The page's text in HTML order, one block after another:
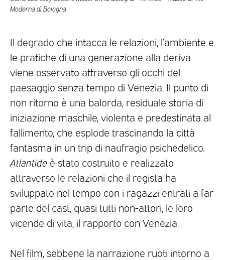
Moderna di Bologna
Il degrado che intacca le relazioni, l’ambiente e
le pratiche di una generazione alla deriva
viene osservato attraverso gli occhi del
paesaggio senza tempo di Venezia. Il punto di
non ritorno è una balorda, residuale storia di
iniziazione maschile, violenta e predestinata al
fallimento, che esplode trascinando la città
fantasma in un trip di naufragio psichedelico.
Atlantide è stato costruito e realizzato
attraverso le relazioni che il regista ha
sviluppato nel tempo con i ragazzi entrati a far
parte del cast, quasi tutti non-attori, le loro
vicende di vita, il rapporto con Venezia.
Nel film, sebbene la narrazione ruoti intorno a